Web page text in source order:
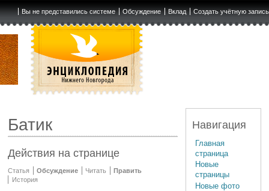
Вы не представились системе Обсуждение Вклад Создать учётную запись
Батик
Действия на странице
Статья Обсуждение Читать
Править
История
Навигация
Главная
страница
Новые
страницы
Новые фото